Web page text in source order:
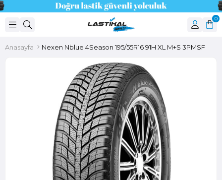
0
Anasayfa Nexen Nblue 4Season 195/55R16 91H XL M+S 3PMSF